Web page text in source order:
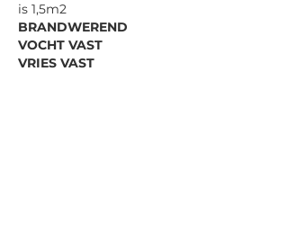
is 1,5m2
BRANDWEREND
VOCHT VAST
VRIES VAST